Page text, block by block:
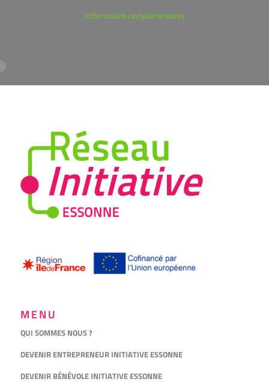
Informations complémentaires
MENU
QUI SOMMES NOUS ?
DEVENIR ENTREPRENEUR INITIATIVE ESSONNE
DEVENIR BÉNÉVOLE INITIATIVE ESSONNE